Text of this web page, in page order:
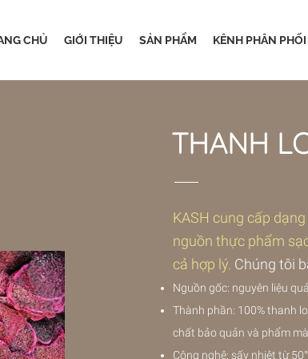
CHỦ GIỚI THIỆU SẢN PHẨM KÊNH PHÂN PHỐI
THANH
KASH cung cấp
nguồn thực phẩm
cả hợp lý. Chúng tôi
Nguồn gốc: nguyên liệu
Thành phần: 100% thanh
chất bảo quản và phẩm
Công nghệ: sấy nhiệt từ